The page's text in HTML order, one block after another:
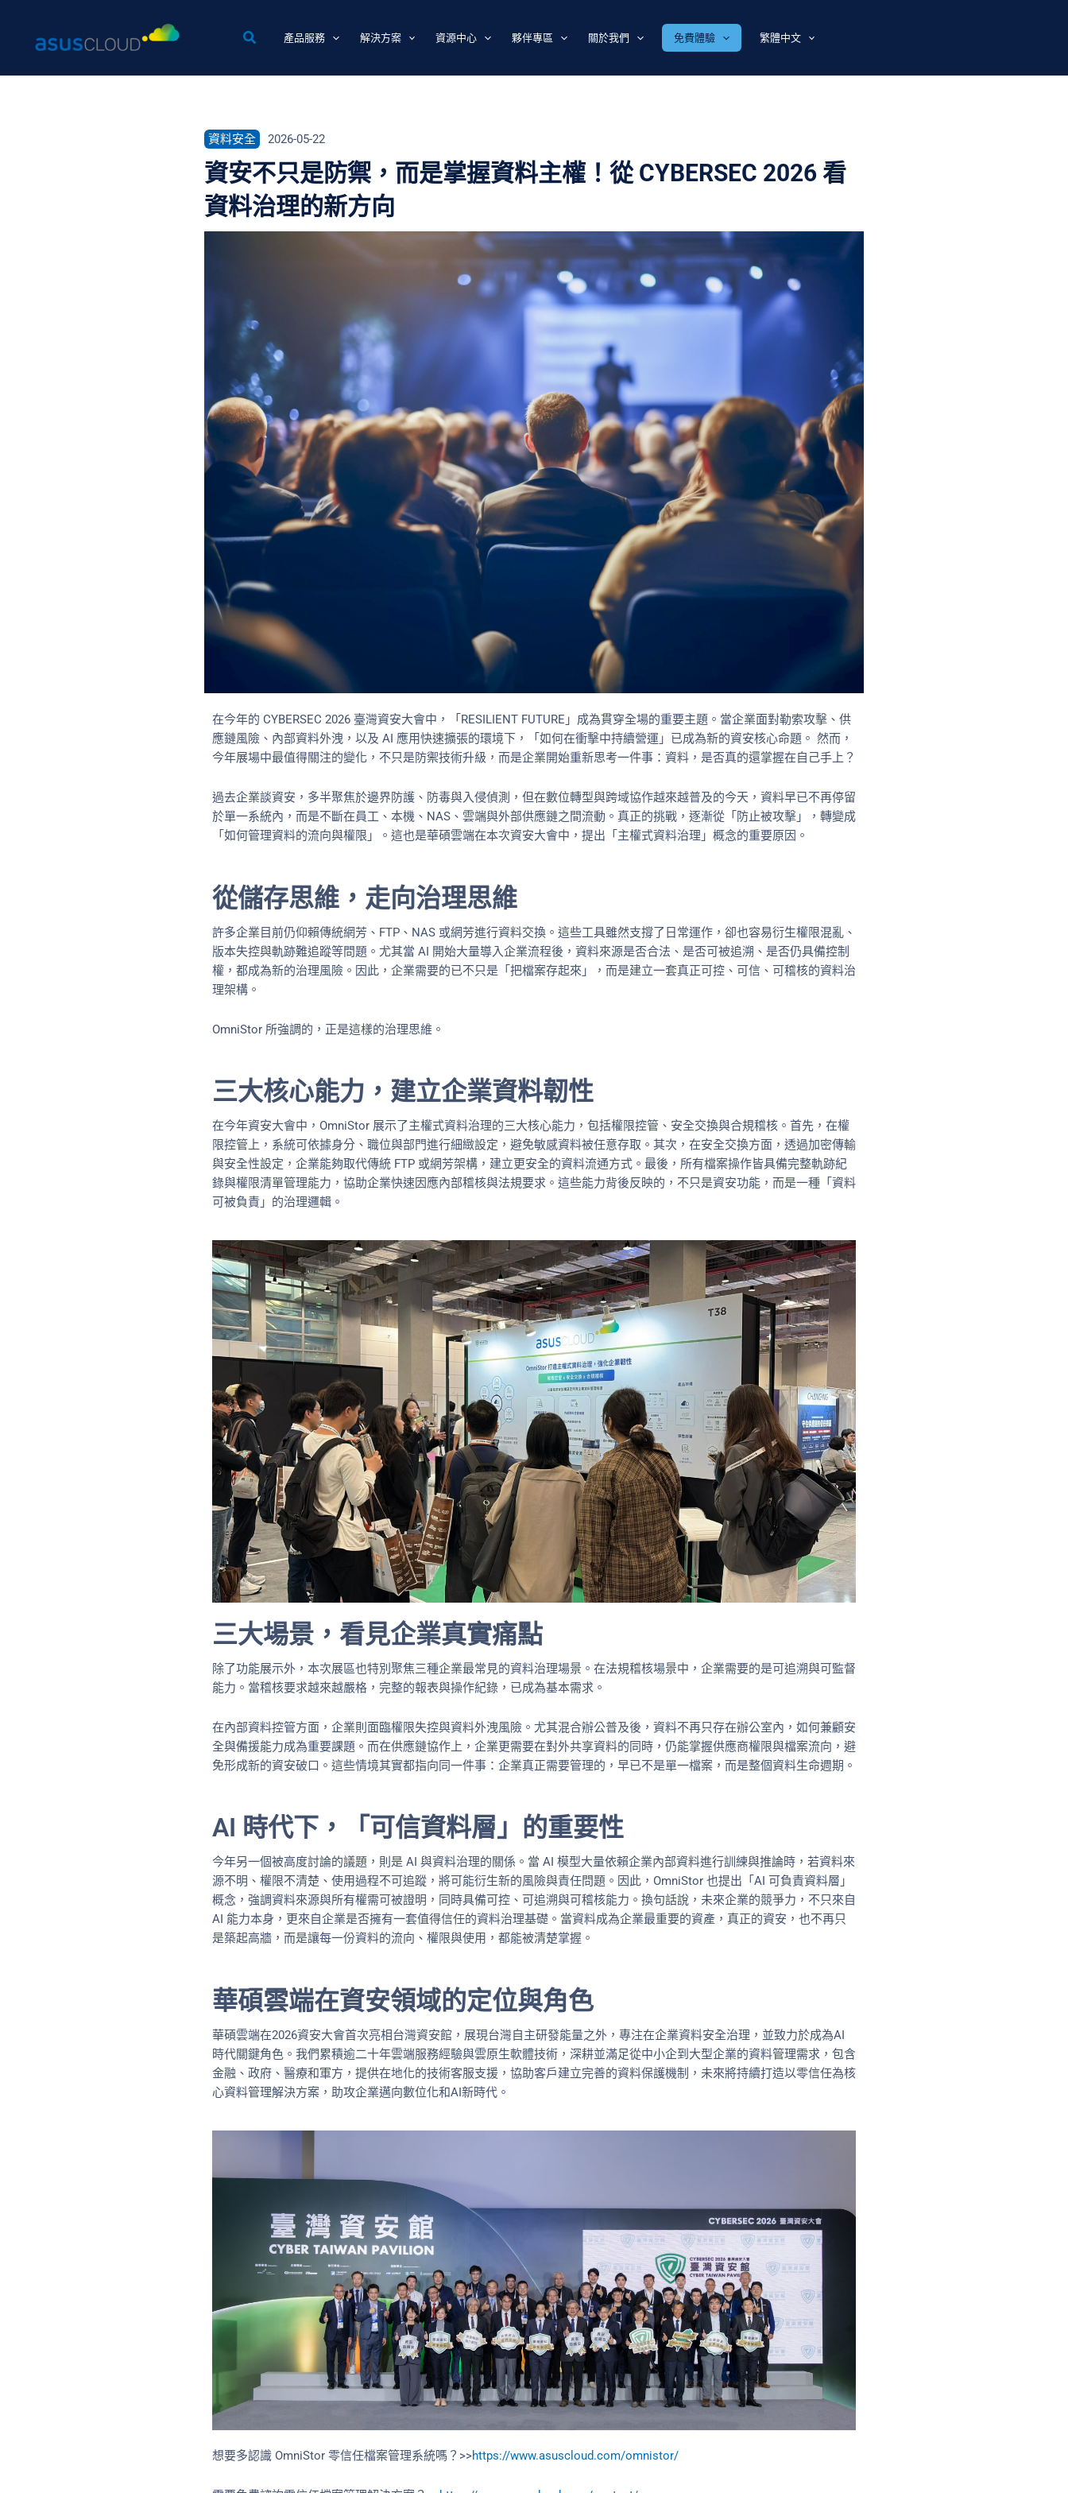
產品服務 解決方案 資源中心 夥伴專區 關於我們 免費體驗 繁體中文
資料安全 2026-05-22
資安不只是防禦，而是掌握資料主權！從 CYBERSEC 2026 看
資料治理的新方向
在今年的 CYBERSEC 2026 臺灣資安大會中，「RESILIENT FUTURE」成為貫穿全場的重要主題。當企業面對勒索攻擊、供
應鏈風險、內部資料外洩，以及 AI 應用快速擴張的環境下，「如何在衝擊中持續營運」已成為新的資安核心命題。 然而，
今年展場中最值得關注的變化，不只是防禦技術升級，而是企業開始重新思考一件事：資料，是否真的還掌握在自己手上？
過去企業談資安，多半聚焦於邊界防護、防毒與入侵偵測，但在數位轉型與跨域協作越來越普及的今天，資料早已不再停留
於單一系統內，而是不斷在員工、本機、NAS、雲端與外部供應鏈之間流動。真正的挑戰，逐漸從「防止被攻擊」，轉變成
「如何管理資料的流向與權限」。這也是華碩雲端在本次資安大會中，提出「主權式資料治理」概念的重要原因。
從儲存思維，走向治理思維
許多企業目前仍仰賴傳統網芳、FTP、NAS 或網芳進行資料交換。這些工具雖然支撐了日常運作，卻也容易衍生權限混亂、
版本失控與軌跡難追蹤等問題。尤其當 AI 開始大量導入企業流程後，資料來源是否合法、是否可被追溯、是否仍具備控制
權，都成為新的治理風險。因此，企業需要的已不只是「把檔案存起來」，而是建立一套真正可控、可信、可稽核的資料治
理架構。
OmniStor 所強調的，正是這樣的治理思維。
三大核心能力，建立企業資料韌性
在今年資安大會中，OmniStor 展示了主權式資料治理的三大核心能力，包括權限控管、安全交換與合規稽核。首先，在權
限控管上，系統可依據身分、職位與部門進行細緻設定，避免敏感資料被任意存取。其次，在安全交換方面，透過加密傳輸
與安全性設定，企業能夠取代傳統 FTP 或網芳架構，建立更安全的資料流通方式。最後，所有檔案操作皆具備完整軌跡紀
錄與權限清單管理能力，協助企業快速因應內部稽核與法規要求。這些能力背後反映的，不只是資安功能，而是一種「資料
可被負責」的治理邏輯。
三大場景，看見企業真實痛點
除了功能展示外，本次展區也特別聚焦三種企業最常見的資料治理場景。在法規稽核場景中，企業需要的是可追溯與可監督
能力。當稽核要求越來越嚴格，完整的報表與操作紀錄，已成為基本需求。
在內部資料控管方面，企業則面臨權限失控與資料外洩風險。尤其混合辦公普及後，資料不再只存在辦公室內，如何兼顧安
全與備援能力成為重要課題。而在供應鏈協作上，企業更需要在對外共享資料的同時，仍能掌握供應商權限與檔案流向，避
免形成新的資安破口。這些情境其實都指向同一件事：企業真正需要管理的，早已不是單一檔案，而是整個資料生命週期。
AI 時代下，「可信資料層」的重要性
今年另一個被高度討論的議題，則是 AI 與資料治理的關係。當 AI 模型大量依賴企業內部資料進行訓練與推論時，若資料來
源不明、權限不清楚、使用過程不可追蹤，將可能衍生新的風險與責任問題。因此，OmniStor 也提出「AI 可負責資料層」
概念，強調資料來源與所有權需可被證明，同時具備可控、可追溯與可稽核能力。換句話說，未來企業的競爭力，不只來自
AI 能力本身，更來自企業是否擁有一套值得信任的資料治理基礎。當資料成為企業最重要的資產，真正的資安，也不再只
是築起高牆，而是讓每一份資料的流向、權限與使用，都能被清楚掌握。
華碩雲端在資安領域的定位與角色
華碩雲端在2026資安大會首次亮相台灣資安館，展現台灣自主研發能量之外，專注在企業資料安全治理，並致力於成為AI
時代關鍵角色。我們累積逾二十年雲端服務經驗與雲原生軟體技術，深耕並滿足從中小企到大型企業的資料管理需求，包含
金融、政府、醫療和軍方，提供在地化的技術客服支援，協助客戶建立完善的資料保護機制，未來將持續打造以零信任為核
心資料管理解決方案，助攻企業邁向數位化和AI新時代。
想要多認識 OmniStor 零信任檔案管理系統嗎？>>https://www.asuscloud.com/omnistor/